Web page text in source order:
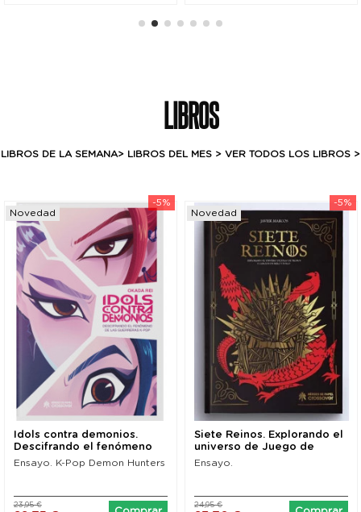
LIBROS
LIBROS DE LA SEMANA> LIBROS DEL MES > VER TODOS LOS LIBROS >
-5%
Novedad
Idols contra demonios.
Descifrando el fenómeno
de las...
Ensayo. K-Pop Demon Hunters
23,95 €
-5%
Novedad
Siete Reinos. Explorando el
universo de Juego de
Tronos y...
Ensayo.
24,95 €